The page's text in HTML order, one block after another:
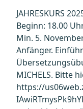
JAHRESKURS
Beginn: 18.00
Min. 5.
Anfänger.
MICHELS. Bitte
https://